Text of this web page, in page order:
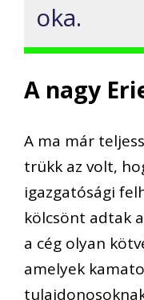
oka.
A nagy
A ma már
trükk az volt,
igazgatósági
kölcsönt adtak
a cég olyan
amelyek